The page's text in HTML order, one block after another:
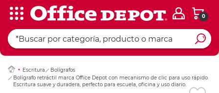
0
Escritura
Bolígrafos
Bolígrafo retráctil marca Office Depot con mecanismo de clic para uso rápido.
Escritura suave y duradera, perfecto para escuela, oficina y uso diario.
Ingresar Codigo